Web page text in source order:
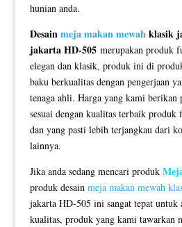
hunian anda.
Desainmeja makan mewahklasik
jakarta HD-505merupakan produk
elegan dan klasik, produk ini di
baku berkualitas dengan pengerjaan
tenaga ahli. Harga yang kami berikan
sesuai dengan kualitas terbaik
dan yang pasti lebih terjangkau dari
lainnya.
Jika anda sedang mencari produk
produk desain meja makan mewah
jakarta HD-505 ini sangat tepat
kualitas, produk yang kami tawarkan